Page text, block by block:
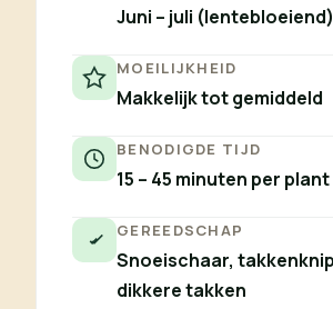
Juni – juli (lentebloeiend)
MOEILIJKHEID
Makkelijk tot gemiddeld
BENODIGDE TIJD
15 – 45 minuten per plant
GEREEDSCHAP
Snoeischaar,
dikkere takken